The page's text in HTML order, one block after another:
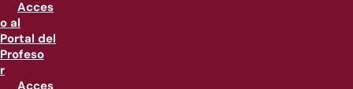
Acces
o al
Portal del
Profeso
r
Acces